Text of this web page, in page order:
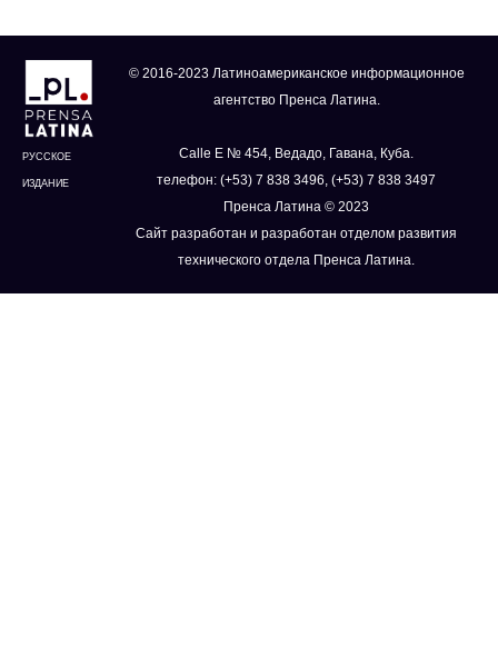
РУССКОЕ
ИЗДАНИЕ
© 2016-2023 Латиноамериканское информационное
агентство Пренса Латина.
Calle E № 454, Ведадо, Гавана, Куба.
телефон: (+53) 7 838 3496, (+53) 7 838 3497
Пренса Латина © 2023
Сайт разработан и разработан отделом развития
технического отдела Пренса Латина.